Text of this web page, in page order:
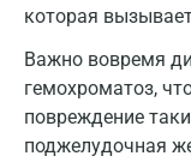
которая
Важно вовремя
гемохроматоз,
повреждение
поджелудочная
Жуковский
Звенигород